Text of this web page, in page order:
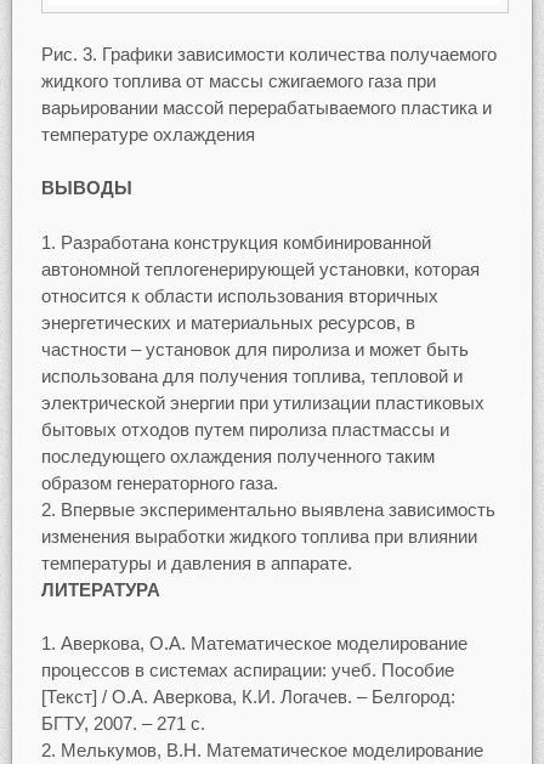
Рис. 3. Графики зависимости количества получаемого
жидкого топлива от массы сжигаемого газа при
варьировании массой перерабатываемого пластика и
температуре охлаждения
ВЫВОДЫ
Разработана конструкция комбинированной
автономной теплогенерирующей установки, которая
относится к области использования вторичных
энергетических и материальных ресурсов, в
частности – установок для пиролиза и может быть
использована для получения топлива, тепловой и
электрической энергии при утилизации пластиковых
бытовых отходов путем пиролиза пластмассы и
последующего охлаждения полученного таким
образом генераторного газа.
Впервые экспериментально выявлена зависимость
изменения выработки жидкого топлива при влиянии
температуры и давления в аппарате.
ЛИТЕРАТУРА
Аверкова, О.А. Математическое моделирование
процессов в системах аспирации: учеб. Пособие
[Текст] / О.А. Аверкова, К.И. Логачев. – Белгород:
БГТУ, 2007. – 271 с.
Мелькумов, В.Н. Математическое моделирование